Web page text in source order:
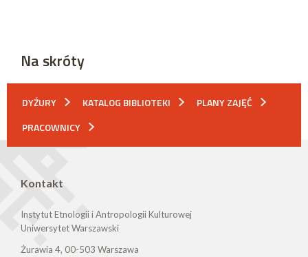
Na skróty
DYŻURY KATALOG BIBLIOTEKI
PLANY ZAJĘĆ
PRACOWNICY
Kontakt
Instytut Etnologii i Antropologii Kulturowej
Uniwersytet Warszawski
Żurawia 4, 00-503 Warszawa